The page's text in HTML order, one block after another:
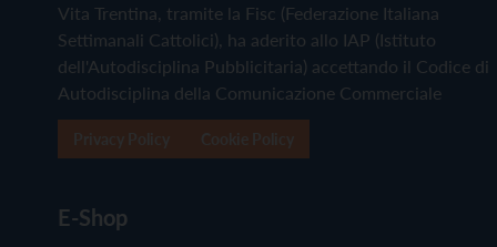
Vita Trentina, tramite la Fisc (Federazione Italiana
Settimanali Cattolici), ha aderito allo IAP (Istituto
dell'Autodisciplina Pubblicitaria) accettando il Codice di
Autodisciplina della Comunicazione Commerciale
E-Shop